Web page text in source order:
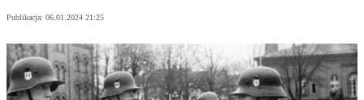
Publikacja: 06.01.2024 21:25